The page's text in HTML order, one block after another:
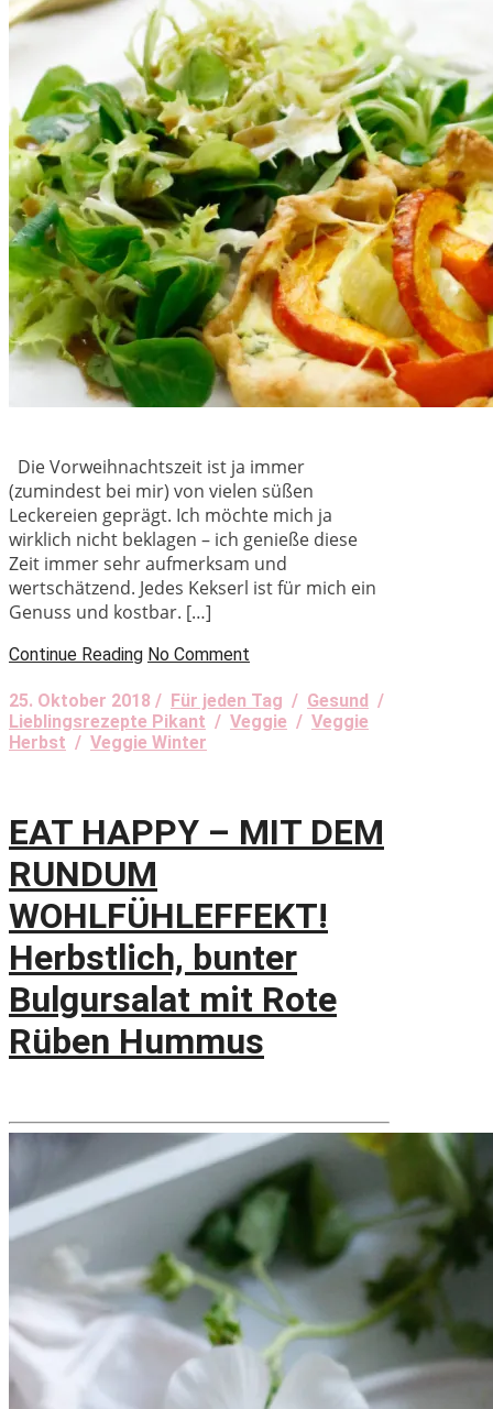
Die Vorweihnachtszeit ist ja immer
(zumindest bei mir) von vielen süßen
Leckereien geprägt. Ich möchte mich ja
wirklich nicht beklagen – ich genieße diese
Zeit immer sehr aufmerksam und
wertschätzend. Jedes Kekserl ist für mich ein
Genuss und kostbar. […]
Continue Reading No Comment
25. Oktober 2018 / Für jeden Tag / Gesund /
Lieblingsrezepte Pikant / Veggie / Veggie
Herbst / Veggie Winter
EAT HAPPY – MIT DEM
RUNDUM
WOHLFÜHLEFFEKT!
Herbstlich, bunter
Bulgursalat mit Rote
Rüben Hummus